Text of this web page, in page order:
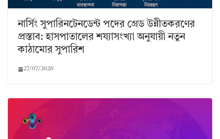
নার্সিং সুপারিনটেনডেন্ট পদের গ্রেড উন্নীতকরণের
প্রস্তাব: হাসপাতালের শয্যাসংখ্যা অনুযায়ী নতুন
কাঠামোর সুপারিশ
27/07/2026